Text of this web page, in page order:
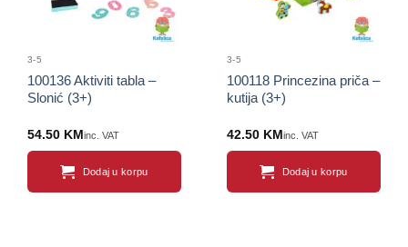
3-5
100136 Aktiviti tabla –
Slonić (3+)
54.50 KM inc. VAT
Dodaj u korpu
3-5
100118 Princezina priča –
kutija (3+)
42.50 KM inc. VAT
Dodaj u korpu